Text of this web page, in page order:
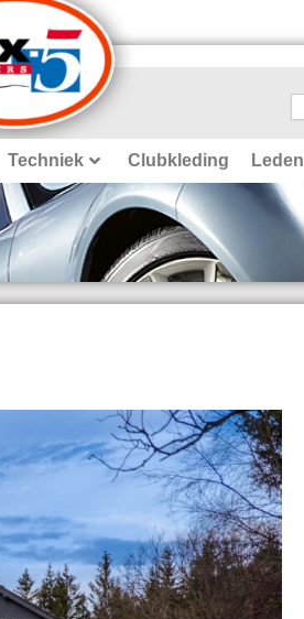
Techniek Clubkleding Leden